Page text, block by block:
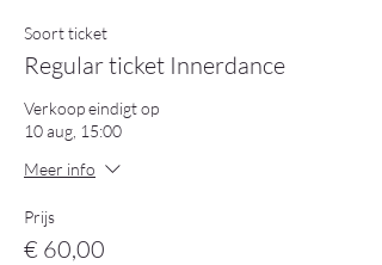
Soort ticket
Regular ticket Innerdance
Verkoop eindigt op
10 aug, 15:00
Meer info
Prijs
€ 60,00